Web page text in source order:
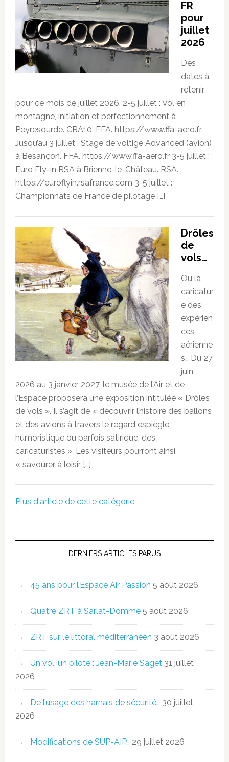
FR
pour
juillet
2026
Des
dates à
retenir
pour ce mois de juillet 2026. 2-5 juillet : Vol en
montagne, initiation et perfectionnement à
Peyresourde. CRA10. FFA. https://www.ffa-aero.fr
Jusqu’au 3 juillet : Stage de voltige Advanced (avion)
à Besançon. FFA. https://www.ffa-aero.fr 3-5 juillet :
Euro Fly-in RSA à Brienne-le-Château. RSA.
https://euroflyin.rsafrance.com 3-5 juillet :
Championnats de France de pilotage […]
Drôles
de
vols…
Ou la
caricatur
e des
expérien
ces
aérienne
s… Du 27
juin
2026 au 3 janvier 2027, le musée de l’Air et de
l’Espace proposera une exposition intitulée « Drôles
de vols ». Il s’agit de « découvrir l’histoire des ballons
et des avions à travers le regard espiègle,
humoristique ou parfois satirique, des
caricaturistes ». Les visiteurs pourront ainsi
« savourer à loisir […]
Plus d'article de cette catégorie
DERNIERS ARTICLES PARUS
45 ans pour l’Espace Air Passion 5 août 2026
Quatre ZRT à Sarlat-Domme 5 août 2026
ZRT sur le littoral méditerranéen 3 août 2026
Un vol, un pilote : Jean-Marie Saget 31 juillet
2026
De l’usage des harnais de sécurité… 30 juillet
2026
Modifications de SUP-AIP… 29 juillet 2026